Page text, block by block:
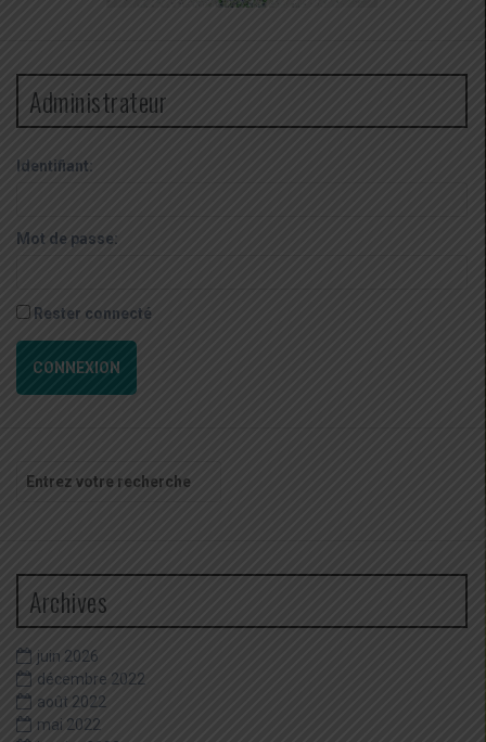
Administrateur
Identifiant:
Mot de passe:
Rester connecté
CONNEXION
pour
Archives
juin 2026
décembre 2022
août 2022
mai 2022